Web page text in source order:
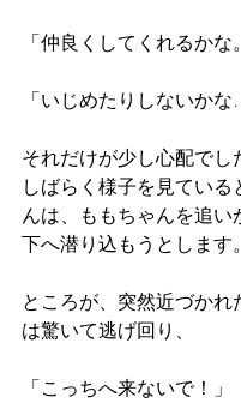
「仲良くしてくれるかな
「いじめたりしないか
それだけが少し心配でし
しばらく様子を見ている
んは、ももちゃんを追い
下へ潜り込もうとします。
ところが、突然近づかれ
は驚いて逃げ回り、
「こっちへ来ないで！」